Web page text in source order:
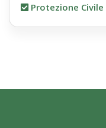
Protezione Civile